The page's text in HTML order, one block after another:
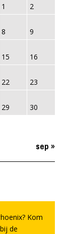
1 2
8 9
15 16
22 23
29 30
sep »
Kom
de